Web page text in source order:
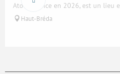
Atout France en 2026, est un lieu
Haut-Bréda